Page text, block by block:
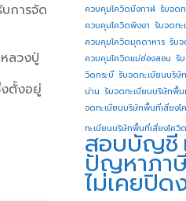
การจัด
ลวงปู่
งตั้งอยู่
ควบคุมโควิดบึงกาฬ รับจด
ควบคุมโควิดพังงา รับจดท
ควบคุมโควิดมุกดาหาร รับ
ควบคุมโควิดแม่ฮ่องสอน รั
วิดกระบี่ รับจดทะเบียนบริ
น่าน รับจดทะเบียนบริษัทพื้
จดทะเบียนบริษัทพื้นที่เสี่ยงโ
ทะเบียนบริษัทพื้นที่เสี่ยงโควิ
สอบบัญชี
ปัญหาภา
ไม่เคยปิด